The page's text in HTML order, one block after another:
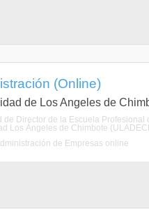
(Online)
de Los Angeles de
de Director de la Escuela
Los Ángeles de Chimbote
de Empresas online